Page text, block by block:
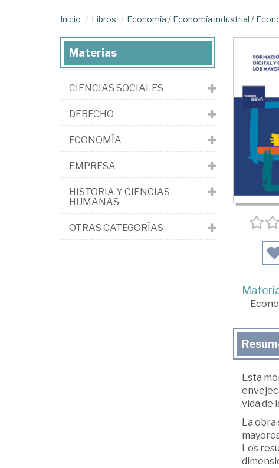
Inicio Libros Economía / Economía industrial /
Esta
vida de
La
Los
Materias
CIENCIAS SOCIALES
DERECHO
ECONOMÍA
EMPRESA
HISTORIA Y CIENCIAS
HUMANAS
OTRAS CATEGORÍAS